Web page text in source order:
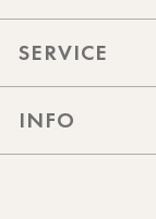
SERVICE
INFO